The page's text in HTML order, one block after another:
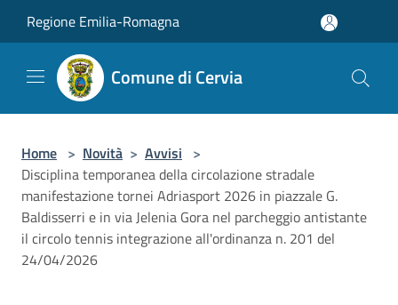
Regione Emilia-Romagna
Comune di Cervia
Home > Novità > Avvisi >
Disciplina temporanea della circolazione stradale
manifestazione tornei Adriasport 2026 in piazzale G.
Baldisserri e in via Jelenia Gora nel parcheggio antistante
il circolo tennis integrazione all'ordinanza n. 201 del
24/04/2026